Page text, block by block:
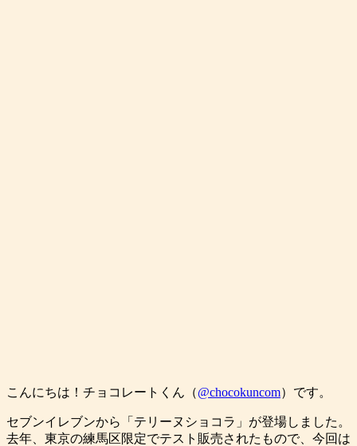
こんにちは！チョコレートくん（@chocokuncom）です。
セブンイレブンから「テリーヌショコラ」が登場しました。
去年、東京の練馬区限定でテスト販売されたもので、今回は